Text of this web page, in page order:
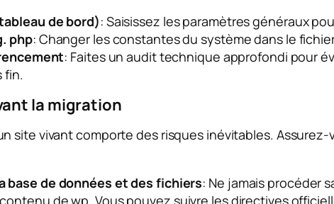
de bord): Saisissez les paramètres généraux
php: Changer les constantes du système dans le
: Faites un audit technique approfondi pour
fin.
la migration
site vivant comporte des risques inévitables.
base de données et des fichiers: Ne jamais procéder
contenu de wp. Vous pouvez suivre les directives